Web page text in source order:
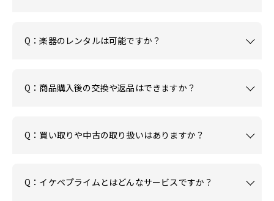
Q：楽器のレンタルは可能ですか？
Q：商品購入後の交換や返品はできますか？
Q：買い取りや中古の取り扱いはありますか？
Q：イケベプライムとはどんなサービスですか？